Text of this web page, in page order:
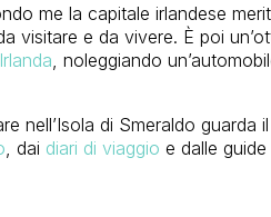
me la capitale irlandese
visitare e da vivere. È poi
, noleggiando
nell’Isola di Smeraldo guarda
, dai diari di viaggio e dalle